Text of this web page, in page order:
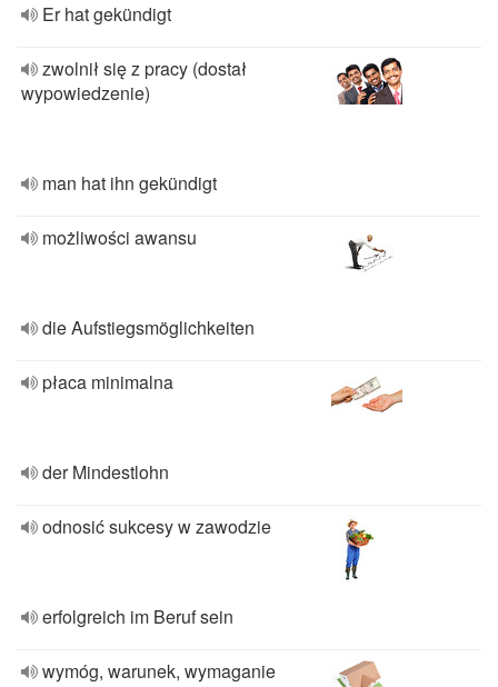
Er hat gekündigt
zwolnił się z pracy (dostał
wypowiedzenie)
man hat ihn gekündigt
możliwości awansu
die Aufstiegsmöglichkeiten
płaca minimalna
der Mindestlohn
odnosić sukcesy w zawodzie
erfolgreich im Beruf sein
wymóg, warunek, wymaganie